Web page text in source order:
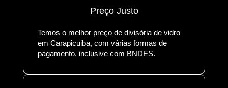
Preço Justo
Temos o melhor preço de divisória de vidro
em Carapicuiba, com várias formas de
pagamento, inclusive com BNDES.